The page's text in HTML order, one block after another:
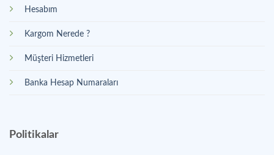
Hesabım
Kargom Nerede ?
Müşteri Hizmetleri
Banka Hesap Numaraları
Politikalar